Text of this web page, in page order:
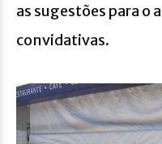
as sugestões para o
convidativas.